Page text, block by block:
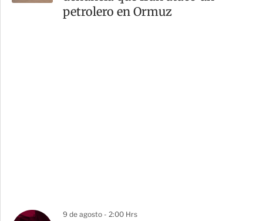
petrolero en Ormuz
9 de agosto - 2:00 Hrs